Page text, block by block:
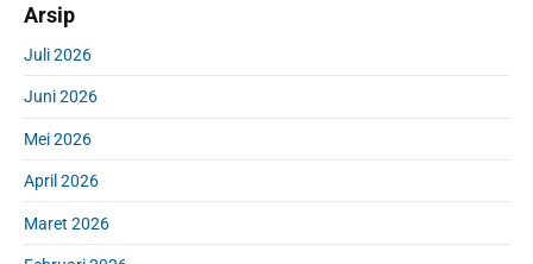
a
y
S
d
b
a
c
h
o
:
Arsip
Juli 2026
Juni 2026
Mei 2026
April 2026
Maret 2026